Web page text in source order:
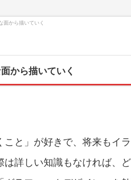
面から描いていく
から描いていく
と」が好きで、将来もイ
詳しい知識もなければ、